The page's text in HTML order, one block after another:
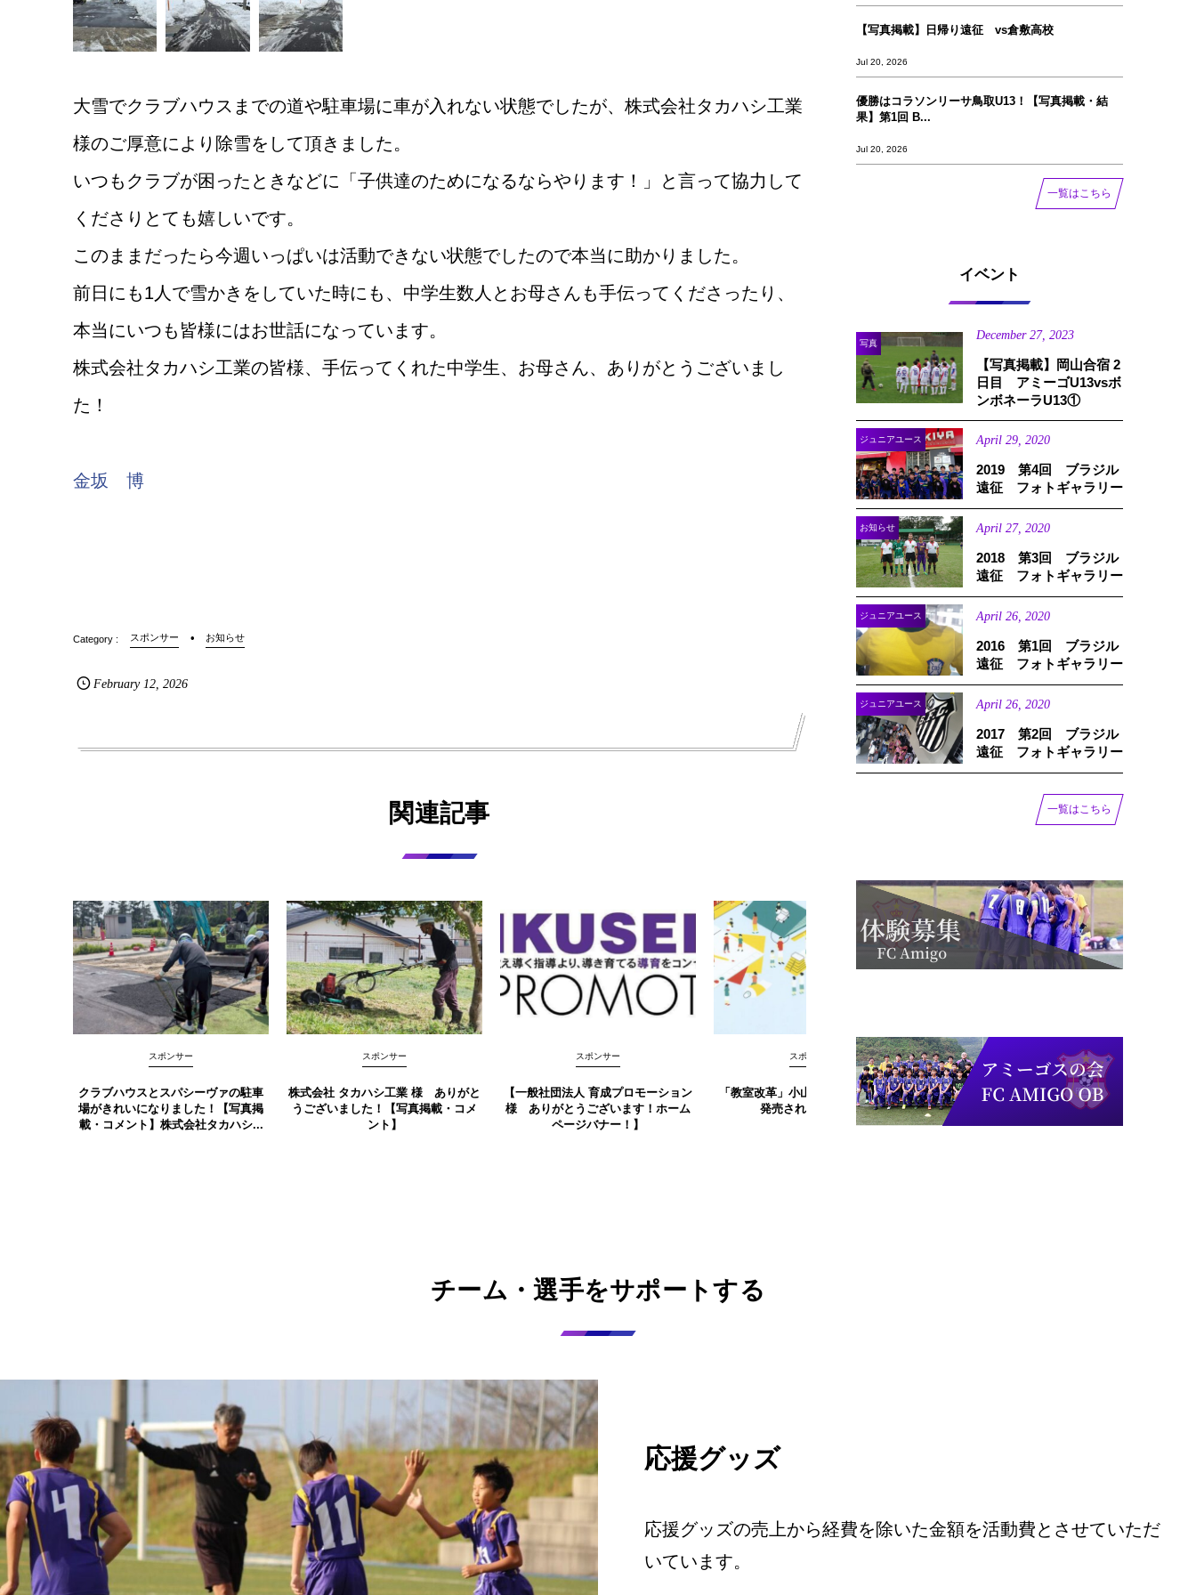
大雪でクラブハウスまでの道や駐車場に車が入れない状態でしたが、株式会社タカハシ工業
様のご厚意により除雪をして頂きました。
いつもクラブが困ったときなどに「子供達のためになるならやります！」と言って協力して
くださりとても嬉しいです。
このままだったら今週いっぱいは活動できない状態でしたので本当に助かりました。
前日にも1人で雪かきをしていた時にも、中学生数人とお母さんも手伝ってくださったり、
本当にいつも皆様にはお世話になっています。
株式会社タカハシ工業の皆様、手伝ってくれた中学生、お母さん、ありがとうございまし
た！
金坂 博
スポンサー お知らせ
February 12 ,2026
関連記事
スポンサー
クラブハウスとスパシーヴァの駐車
場がきれいになりました！【写真掲
載・コメント】株式会社タカハシ...
スポンサー
株式会社 タカハシ工業 様 ありがと
うございました！【写真掲載・コメ
ント】
スポンサー
【一般社団法人 育成プロモーション
様 ありがとうございます！ホーム
ページバナー！】
スポンサー
「教室改革」小山英樹さんの新刊が
発売されます！！！
【株式会社 対話教育研究所様】 新
型コロナウイルス緊急支援にご協力
ありがとうございました！
【写真掲載】日帰り遠征 vs倉敷高校
Jul 20, 2026
優勝はコラソンリーサ鳥取U13！【写真掲載‪‪‪︎︎・結
果】第1回 B...
Jul 20, 2026
一覧はこちら
イベント
写真
December 27, 2023
【写真掲載】岡山合宿 2
日目 アミーゴU13vsボ
ンボネーラU13①
ジュニアユース April 29 2020
2019 第4回 ブラジル
遠征 フォトギャラリー
お知らせ April 27, 2020
2018 第3回 ブラジル
遠征 フォトギャラリー
ジュニアユース April 26 2020
2016 第1回 ブラジル
遠征 フォトギャラリー
ジュニアユース April 26 2020
2017 第2回 ブラジル
遠征 フォトギャラリー
一覧はこちら
チーム・選手をサポートする
応援グッズ
応援グッズの売上から経費を除いた金額を活動費とさせていただ
いています。